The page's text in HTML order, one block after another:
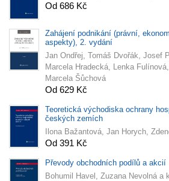
Od 686 Kč
Zahájení podnikání (právní,
aspekty), 2. vydání
Jan Ondřej, Tomáš Dvořák, Josef
Marcela Hradecká, Lenka
Marcela Šůchová
Od 629 Kč
Teoretická východiska ochrany
českých zemích
Ilona Bažantová, Jan Horych,
Od 391 Kč
Převody obchodních podílů a akcií
Bohumil Havel, Zuzana Nevolná a